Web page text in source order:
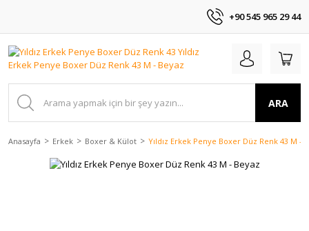
+90 545 965 29 44
ARA
Anasayfa Erkek Boxer & Külot Yıldız Erkek Penye Boxer Düz Renk 43 M -